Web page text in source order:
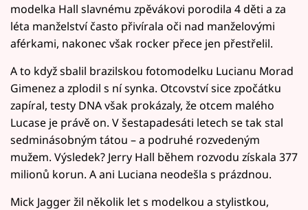
modelka Hall slavnému zpěvákovi porodila 4 děti a za
léta manželství často přivírala oči nad manželovými
aférkami, nakonec však rocker přece jen přestřelil.
A to když sbalil brazilskou fotomodelku Lucianu Morad
Gimenez a zplodil s ní synka. Otcovství sice zpočátku
zapíral, testy DNA však prokázaly, že otcem malého
Lucase je právě on. V šestapadesáti letech se tak stal
sedminásobným tátou – a podruhé rozvedeným
mužem. Výsledek? Jerry Hall během rozvodu získala 377
milionů korun. A ani Luciana neodešla s prázdnou.
Mick Jagger žil několik let s modelkou a stylistkou,